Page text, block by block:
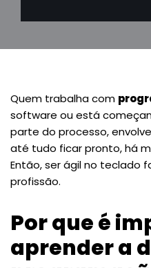
Quem trabalha com
software ou está
parte do processo,
até tudo ficar pronto, há
Então, ser ágil no teclado
profissão.
Por que é
aprender a